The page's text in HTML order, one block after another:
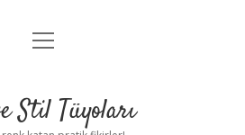
Anasayfa
Yasal Uyarı
menüyü
Stil Tüyoları